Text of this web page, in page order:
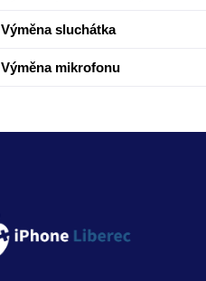
Výměna sluchátka
Výměna mikrofonu